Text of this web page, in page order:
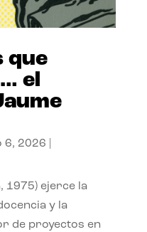
que
el
6, 2026
1975) ejerce la
y la
de proyectos en